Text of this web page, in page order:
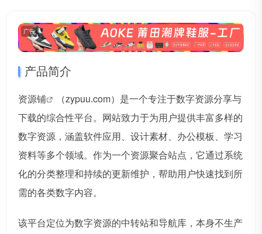
广告
产品简介
资源铺
（zypuu.com）是一个专注于数字资源分享与
下载的综合性平台。网站致力于为用户提供丰富多样的
数字资源，涵盖软件应用、设计素材、办公模板、学习
资料等多个领域。作为一个资源聚合站点，它通过系统
化的分类整理和持续的更新维护，帮助用户快速找到所
需的各类数字内容。
该平台定位为数字资源的中转站和导航库，本身不生产